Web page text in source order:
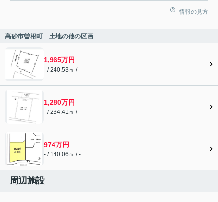
情報の見方
高砂市曽根町 土地の他の区画
1,965万円
- / 240.53㎡ / -
1,280万円
- / 234.41㎡ / -
974万円
- / 140.06㎡ / -
周辺施設